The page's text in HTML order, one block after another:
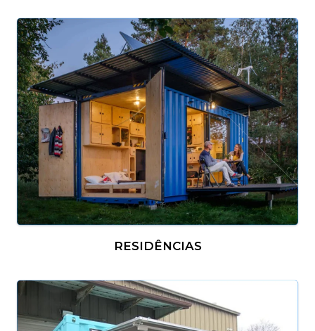
RESIDÊNCIAS